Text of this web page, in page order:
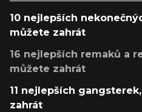
10 nejlepších
můžete zahrát
16 nejlepších remaků a
můžete zahrát
11 nejlepších
zahrát